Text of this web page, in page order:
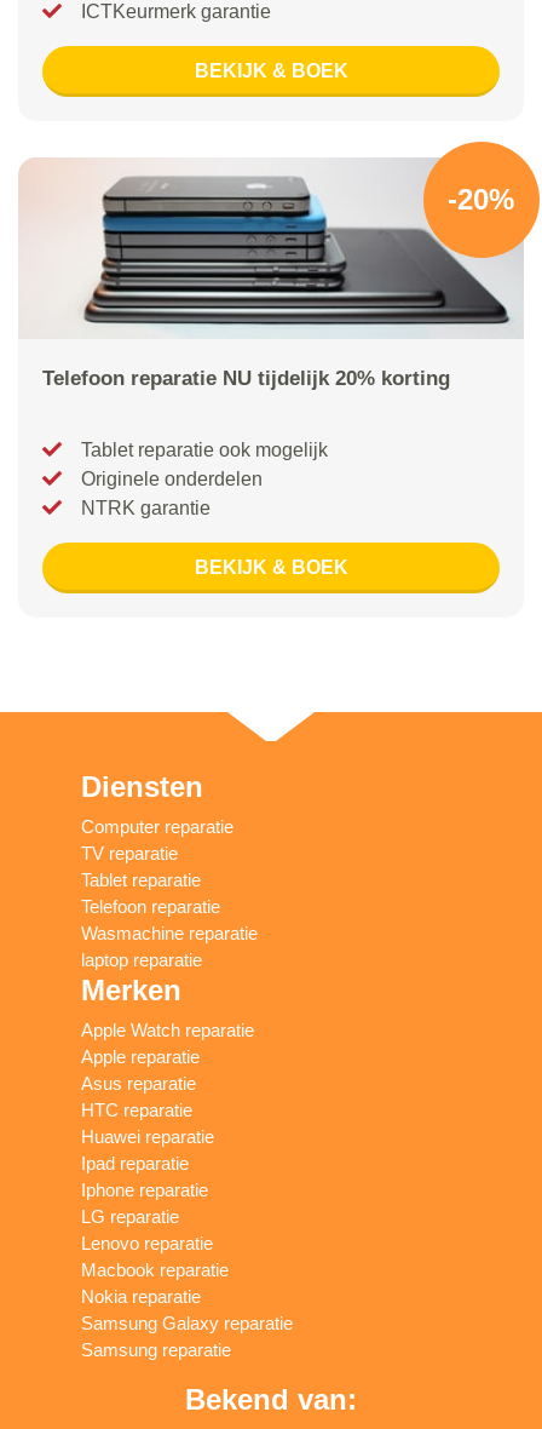
ICTKeurmerk garantie
BEKIJK & BOEK
-20%
Telefoon reparatie NU tijdelijk 20% korting
Tablet reparatie ook mogelijk
Originele onderdelen
NTRK garantie
BEKIJK & BOEK
Diensten
Computer reparatie
TV reparatie
Tablet reparatie
Telefoon reparatie
Wasmachine reparatie
laptop reparatie
Merken
Apple Watch reparatie
Apple reparatie
Asus reparatie
HTC reparatie
Huawei reparatie
Ipad reparatie
Iphone reparatie
LG reparatie
Lenovo reparatie
Macbook reparatie
Nokia reparatie
Samsung Galaxy reparatie
Samsung reparatie
Bekend van: